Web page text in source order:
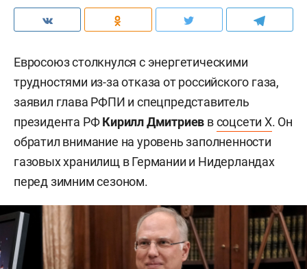
Евросоюз столкнулся с энергетическими
трудностями из-за отказа от российского газа,
заявил глава РФПИ и спецпредставитель
президента РФКирилл Дмитриев всоцсети X. Он
обратил внимание на уровень заполненности
газовых хранилищ в Германии и Нидерландах
перед зимним сезоном.